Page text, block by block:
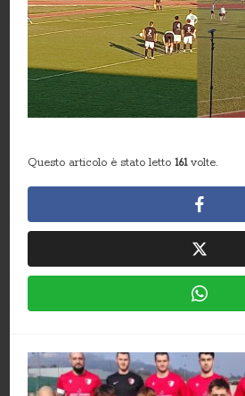
Questo articolo è stato letto161volte.